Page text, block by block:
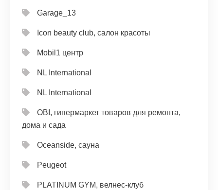
Garage_13
Icon beauty club, салон красоты
Mobil1 центр
NL International
NL International
OBI, гипермаркет товаров для ремонта,
дома и сада
Oceanside, сауна
Peugeot
PLATINUM GYM, велнес-клуб